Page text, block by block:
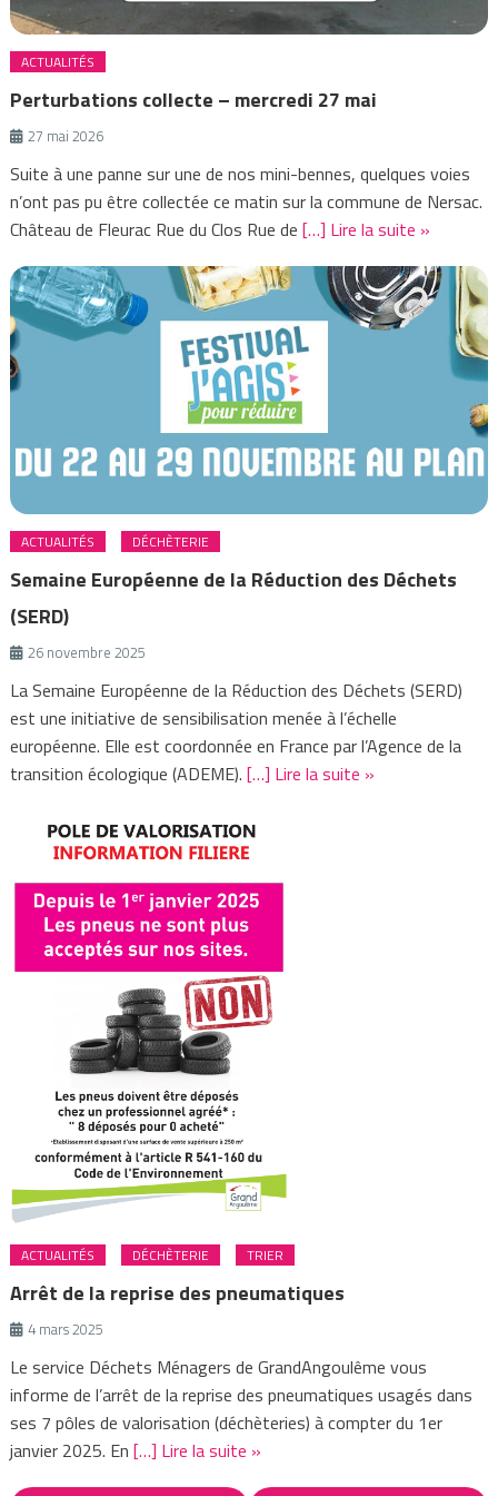
ACTUALITÉS
Perturbations collecte – mercredi 27 mai
27 mai 2026
Suite à une panne sur une de nos mini-bennes, quelques voies
n’ont pas pu être collectée ce matin sur la commune de Nersac.
Château de Fleurac Rue du Clos Rue de[…] Lire la suite »
ACTUALITÉS DÉCHÈTERIE
Semaine Européenne de la Réduction des Déchets
(SERD)
26 novembre 2025
La Semaine Européenne de la Réduction des Déchets (SERD)
est une initiative de sensibilisation menée à l’échelle
européenne. Elle est coordonnée en France par l’Agence de la
transition écologique (ADEME).[…] Lire la suite »
ACTUALITÉS DÉCHÈTERIE TRIER
Arrêt de la reprise des pneumatiques
4 mars 2025
Le service Déchets Ménagers de GrandAngoulême vous
informe de l’arrêt de la reprise des pneumatiques usagés dans
ses 7 pôles de valorisation (déchèteries) à compter du 1er
janvier 2025. En[…] Lire la suite »